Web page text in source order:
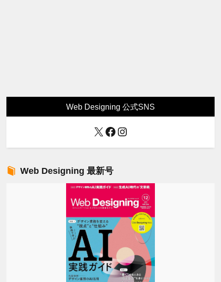
Web Designing 公式SNS
X Facebook
Instagram
Web Designing 最新号